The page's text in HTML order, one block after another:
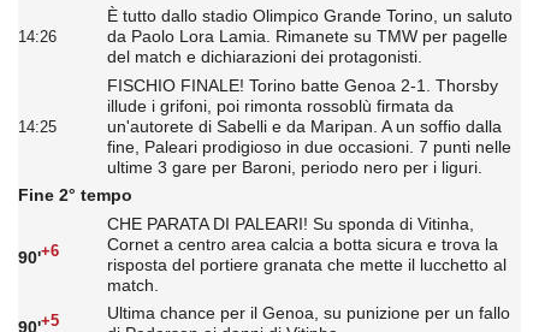
14:26
È tutto dallo stadio Olimpico Grande Torino, un saluto
da Paolo Lora Lamia. Rimanete su TMW per pagelle
del match e dichiarazioni dei protagonisti.
14:25
FISCHIO FINALE! Torino batte Genoa 2-1. Thorsby
illude i grifoni, poi rimonta rossoblù firmata da
un'autorete di Sabelli e da Maripan. A un soffio dalla
fine, Paleari prodigioso in due occasioni. 7 punti nelle
ultime 3 gare per Baroni, periodo nero per i liguri.
Fine 2° tempo
90'+6
CHE PARATA DI PALEARI! Su sponda di Vitinha,
Cornet a centro area calcia a botta sicura e trova la
risposta del portiere granata che mette il lucchetto al
match.
90'+5
Ultima chance per il Genoa, su punizione per un fallo